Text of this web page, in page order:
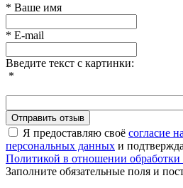
* Ваше имя
* E-mail
Введите текст с картинки:
*
Я предоставляю своё согласие
персональных данных и
Политикой в отношении
Заполните обязательные поля и